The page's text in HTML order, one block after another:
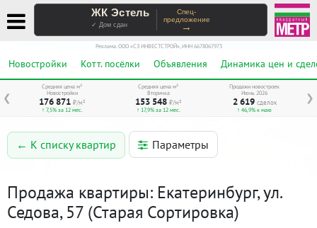
ЖК Эстель
✓ Дом сдан
Спец-
предложение
→
Реклама. ООО «СЗ ИНВЕСТСТРОЙ», ИНН 6678067973
Новостройки Котт. посёлки Объявления Динамика цен и
❮ ❯
Средняя цена м²
Новостройки
176 871 ₽/м²
↑ 7,5% за 12 мес.
Средняя цена м²
Вторичка
153 548 ₽/м²
↑ 17,9% за 12 мес.
Продажи новостроек
Июнь 2026
2 619 сделок
↑ 46,9% к маю
← К списку квартир Параметры
Продажа квартиры: Екатеринбург, ул.
Седова, 57 (Старая Сортировка)